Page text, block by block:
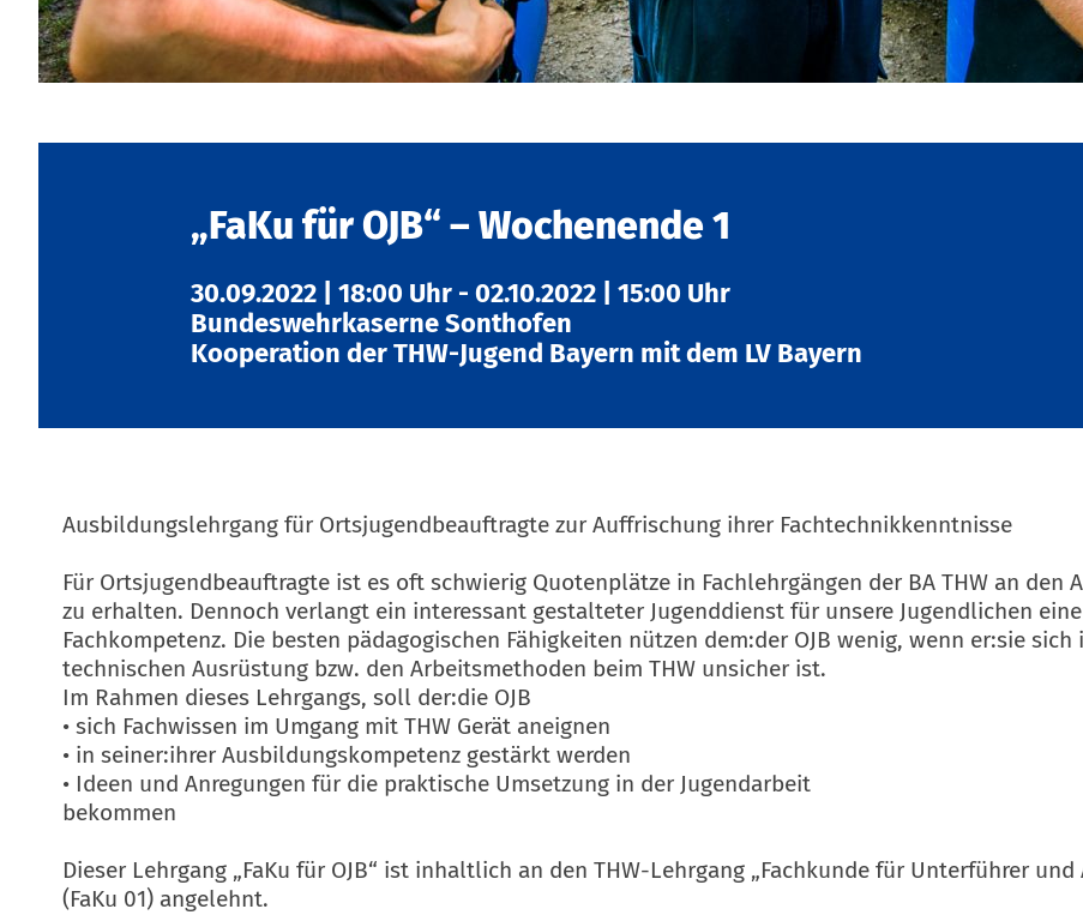
„FaKu für OJB“ – Wochenende 1
30.09.2022 18:00 Uhr - 02.10.2022
15:00 Uhr
Bundeswehrkaserne Sonthofen
Kooperation der THW-Jugend Bayern mit dem LV Bayern
Ausbildungslehrgang für Ortsjugendbeauftragte zur Auffrischung ihrer Fachtechnikkenntnisse
Für Ortsjugendbeauftragte ist es oft schwierig Quotenplätze in Fachlehrgängen der BA THW an den
zu erhalten. Dennoch verlangt ein interessant gestalteter Jugenddienst für unsere Jugendlichen
Fachkompetenz. Die besten pädagogischen Fähigkeiten nützen dem:der OJB wenig, wenn er:sie
technischen Ausrüstung bzw. den Arbeitsmethoden beim THW unsicher ist.
Im Rahmen dieses Lehrgangs, soll der:die OJB
• sich Fachwissen im Umgang mit THW Gerät aneignen
• in seiner:ihrer Ausbildungskompetenz gestärkt werden
• Ideen und Anregungen für die praktische Umsetzung in der Jugendarbeit
bekommen
Dieser Lehrgang „FaKu für OJB“ ist inhaltlich an den THW-Lehrgang „Fachkunde für Unterführer
(FaKu 01) angelehnt.